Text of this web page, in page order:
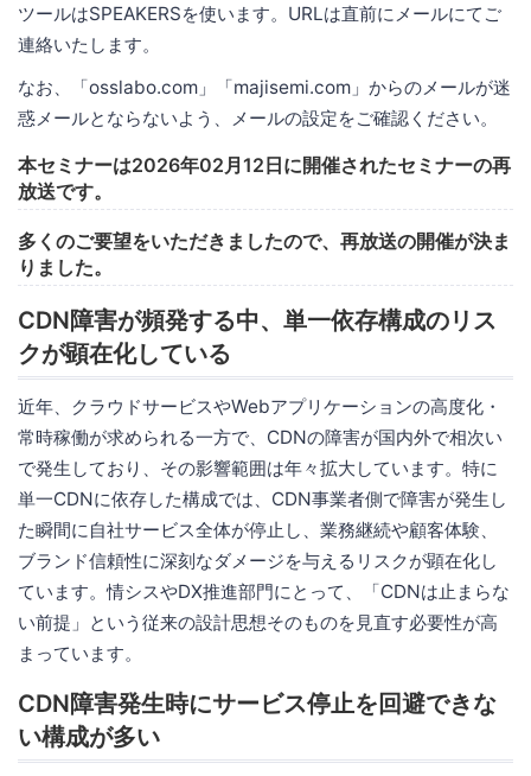
ツールはSPEAKERSを使います。URLは直前にメールにてご
連絡いたします。
なお、「osslabo.com」「majisemi.com」からのメールが迷
惑メールとならないよう、メールの設定をご確認ください。
本セミナーは2026年02月12日に開催されたセミナーの再
放送です。
多くのご要望をいただきましたので、再放送の開催が決ま
りました。
CDN障害が頻発する中、単一依存構成のリス
クが顕在化している
近年、クラウドサービスやWebアプリケーションの高度化・
常時稼働が求められる一方で、CDNの障害が国内外で相次い
で発生しており、その影響範囲は年々拡大しています。特に
単一CDNに依存した構成では、CDN事業者側で障害が発生し
た瞬間に自社サービス全体が停止し、業務継続や顧客体験、
ブランド信頼性に深刻なダメージを与えるリスクが顕在化し
ています。情シスやDX推進部門にとって、「CDNは止まらな
い前提」という従来の設計思想そのものを見直す必要性が高
まっています。
CDN障害発生時にサービス停止を回避できな
い構成が多い